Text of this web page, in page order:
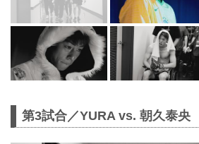
第3試合／YURA vs. 朝久泰央